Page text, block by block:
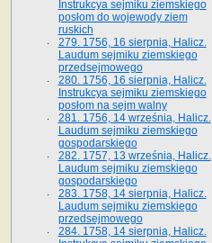
Instrukcya sejmiku ziemskiego
posłom do wojewody ziem
ruskich
279. 1756, 16 sierpnia, Halicz.
Laudum sejmiku ziemskiego
przedsejmowego
280. 1756, 16 sierpnia, Halicz.
Instrukcya sejmiku ziemskiego
posłom na sejm walny
281. 1756, 14 września, Halicz.
Laudum sejmiku ziemskiego
gospodarskiego
282. 1757, 13 września, Halicz.
Laudum sejmiku ziemskiego
gospodarskiego
283. 1758, 14 sierpnia, Halicz.
Laudum sejmiku ziemskiego
przedsejmowego
284. 1758, 14 sierpnia, Halicz.